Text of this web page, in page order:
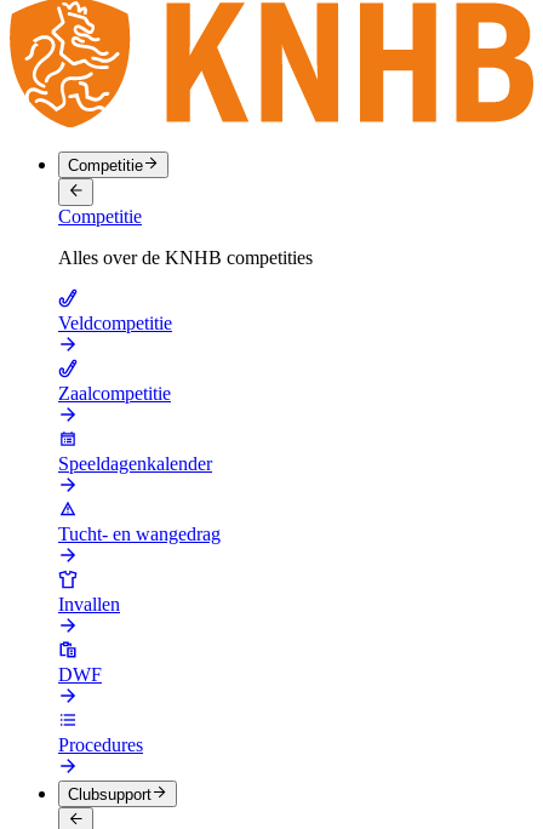
Competitie
Competitie
Alles over de KNHB competities
Veldcompetitie
Zaalcompetitie
Speeldagenkalender
Tucht- en wangedrag
Invallen
DWF
Procedures
Clubsupport